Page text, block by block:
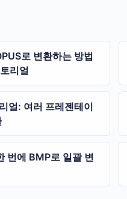
로 변환하는 방법
리얼
얼: 여러 프레젠테이
번에 BMP로 일괄 변